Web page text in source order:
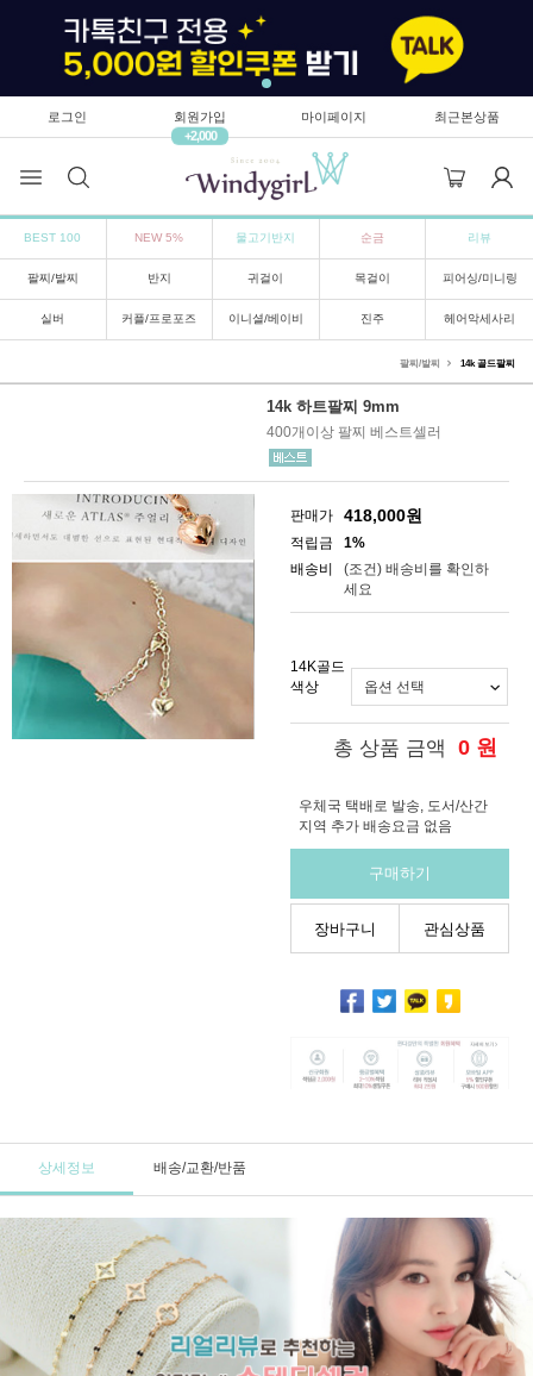
로그인
회원가입
+2,000
마이페이지 최근본상품
BEST 100 NEW 5% 물고기반지 순금 리뷰
팔찌/발찌 반지 귀걸이 목걸이 피어싱/미니링
실버 커플/프로포즈 이니셜/베이비 진주 헤어악세사리
팔찌/발찌 14k 골드팔찌
14k 하트팔찌 9mm
400개이상 팔찌 베스트셀러
판매가 418,000원
적립금
1%
배송비
(조건) 배송비를 확인하
세요
14K골드
색상
총 상품 금액 0 원
우체국 택배로 발송, 도서/산간
지역 추가 배송요금 없음
구매하기
장바구니 관심상품
상세정보 배송/교환/반품